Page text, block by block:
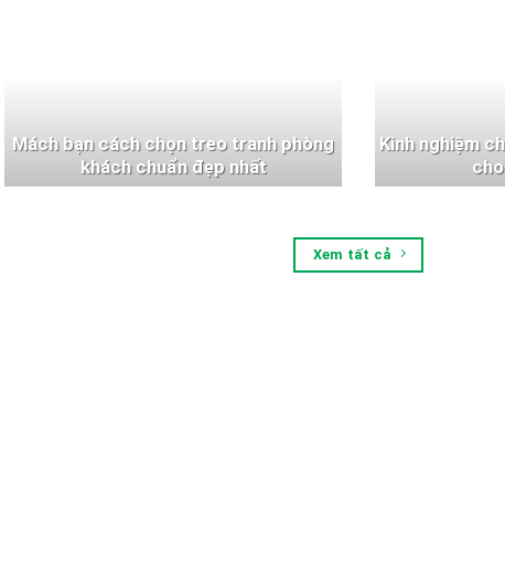
Mách bạn cách chọn treo tranh phòng
khách chuẩn đẹp nhất
Kinh nghiệm
Xem tất cả